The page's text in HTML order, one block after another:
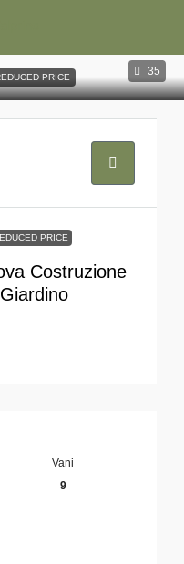
35
PRICE
PRICE
Costruzione
Vani
9